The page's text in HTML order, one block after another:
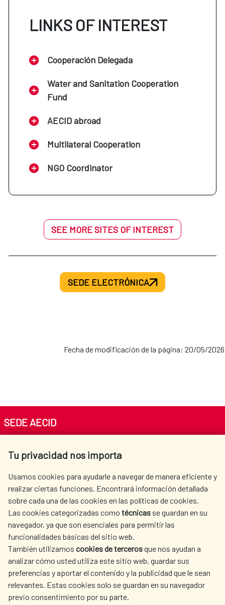
LINKS OF INTEREST
Cooperación Delegada
Water and Sanitation Cooperation
Fund
AECID abroad
Multilateral Cooperation
NGO Coordinator
SEE MORE SITES OF INTEREST
SEDE ELECTRÓNICA
Fecha de modificación de la página: 20/05/2026
Tu privacidad nos importa
Usamos cookies para ayudarle a navegar de manera eficiente y
realizar ciertas funciones. Encontrará información detallada
sobre cada una de las cookies en las políticas de cookies.
Las cookies categorizadas como técnicas se guardan en su
navegador, ya que son esenciales para permitir las
funcionalidades básicas del sitio web.
También utilizamos cookies de tercerosque nos ayudan a
analizar cómo usted utiliza este sitio web, guardar sus
preferencias y aportar el contenido y la publicidad que le sean
relevantes. Estas cookies solo se guardan en su navegador
previo consentimiento por su parte.
SEDE AECID
Tel. +34 900 20 30 54​​​​​​​
AECID
WHERE DO WE COOPERATE?
SPANISH HUMANITARIAN
ACTION
PRESS ROOM
CULTURE AND SCIENCE LIBRARY